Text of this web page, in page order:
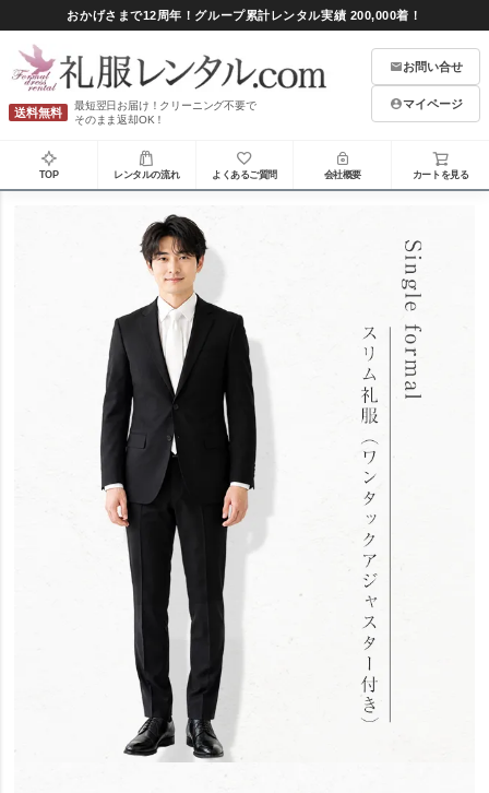
おかげさまで12周年！グループ累計レンタル実績 200,000着！
送料無料
最短翌日お届け！クリーニング不要で
そのまま返却OK！
お問い合せ
マイページ
TOP レンタルの流れ よくあるご質問 会社概要 カートを見る